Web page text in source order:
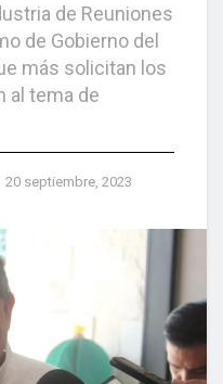
de Reuniones
de Gobierno del
más solicitan los
al tema de
20 septiembre, 2023